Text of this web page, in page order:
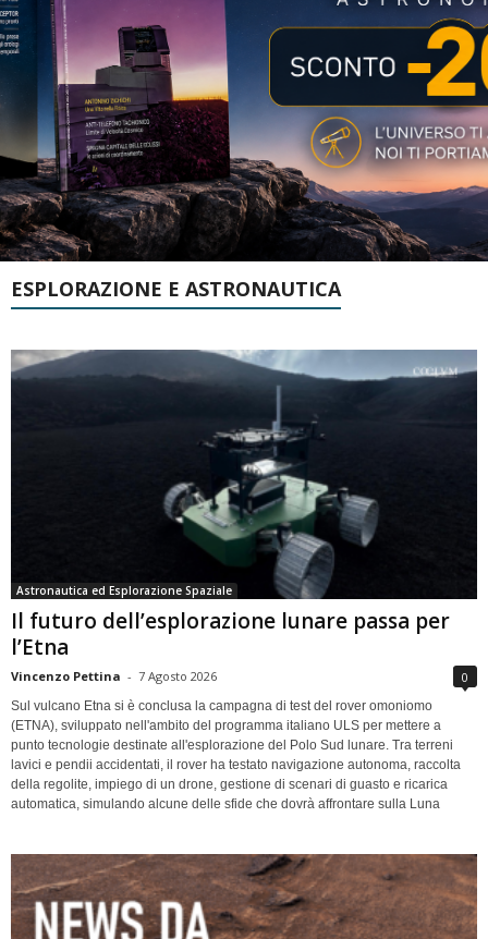
ESPLORAZIONE E ASTRONAUTICA
Astronautica ed Esplorazione Spaziale
Il futuro dell’esplorazione lunare passa per
l’Etna
Vincenzo Pettina - 7 Agosto 2026 0
Sul vulcano Etna si è conclusa la campagna di test del rover omoniomo
(ETNA), sviluppato nell'ambito del programma italiano ULS per mettere a
punto tecnologie destinate all'esplorazione del Polo Sud lunare. Tra terreni
lavici e pendii accidentati, il rover ha testato navigazione autonoma, raccolta
della regolite, impiego di un drone, gestione di scenari di guasto e ricarica
automatica, simulando alcune delle sfide che dovrà affrontare sulla Luna